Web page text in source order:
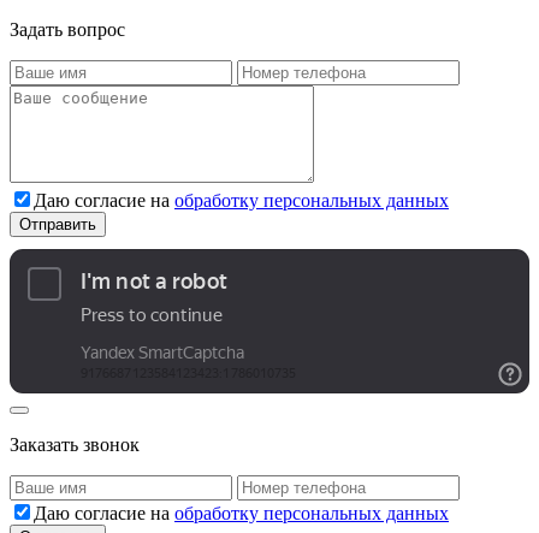
Задать вопрос
Даю согласие на обработку персональных данных
Заказать звонок
Даю согласие на обработку персональных данных